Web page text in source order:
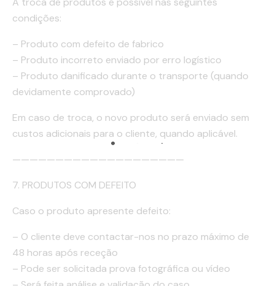
condições:
– Produto com defeito de fabrico
– Produto incorreto enviado por erro logístico
– Produto danificado durante o transporte (quando
devidamente comprovado)
Em caso de troca, o novo produto será enviado sem
custos adicionais para o cliente, quando aplicável.
————————————————————
7. PRODUTOS COM DEFEITO
Caso o produto apresente defeito:
– O cliente deve contactar-nos no prazo máximo de
48 horas após receção
– Pode ser solicitada prova fotográfica ou vídeo